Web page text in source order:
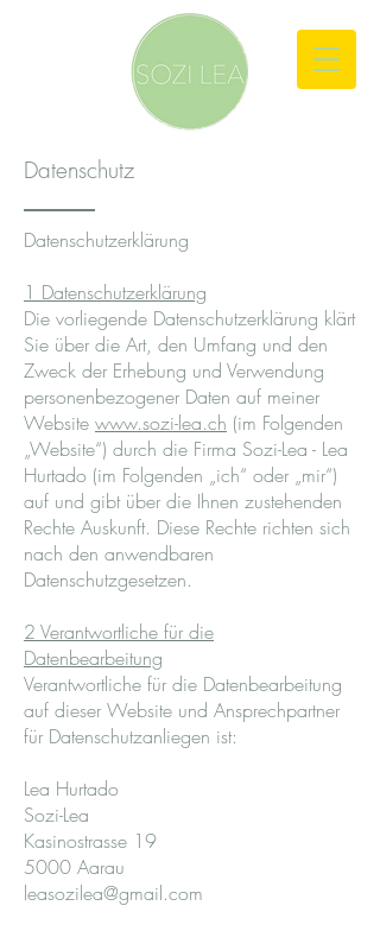
Datenschutz
Datenschutzerklärung
1 Datenschutzerklärung
Die vorliegende Datenschutzerklärung klärt
Sie über die Art, den Umfang und den
Zweck der Erhebung und Verwendung
personenbezogener Daten auf meiner
Website www.sozi-lea.ch (im Folgenden
„Website“) durch die Firma Sozi-Lea - Lea
Hurtado (im Folgenden „ich“ oder „mir“)
auf und gibt über die Ihnen zustehenden
Rechte Auskunft. Diese Rechte richten sich
nach den anwendbaren
Datenschutzgesetzen.
2 Verantwortliche für die
Datenbearbeitung
Verantwortliche für die Datenbearbeitung
auf dieser Website und Ansprechpartner
für Datenschutzanliegen ist:
Lea Hurtado
Sozi-Lea
Kasinostrasse 19
5000 Aarau
leasozilea@gmail.com